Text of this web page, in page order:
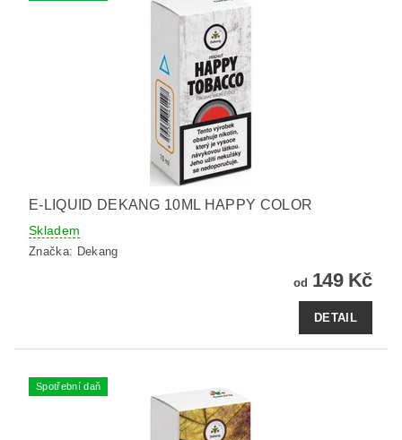
E-LIQUID DEKANG 10ML HAPPY COLOR
Skladem
Značka: Dekang
od 149 Kč
DETAIL
Spotřební daň